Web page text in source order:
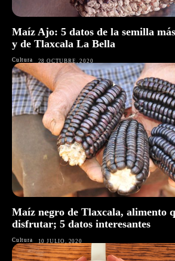
Maíz Ajo: 5 datos de la semilla
y de Tlaxcala La Bella
Cultura 28 OCTUBRE, 2020
Maíz negro de Tlaxcala, alimento
disfrutar; 5 datos interesantes
Cultura 10 JULIO, 2020